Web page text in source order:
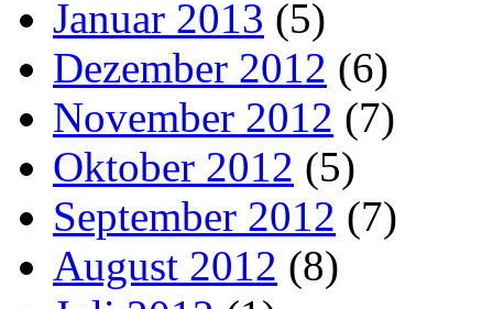
Januar 2013 (5)
Dezember 2012 (6)
November 2012 (7)
Oktober 2012 (5)
September 2012 (7)
August 2012 (8)